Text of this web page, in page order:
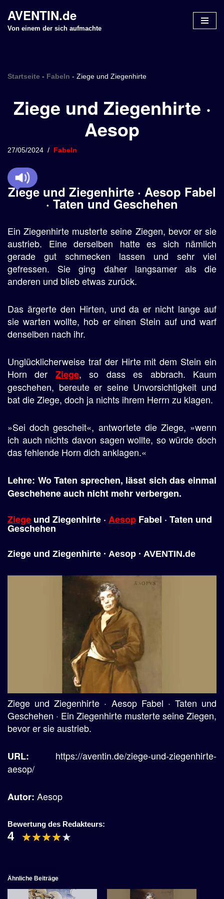
Z
n
p
i
n
g
AVENTIN.de
Von einem der sich aufmachte
Startseite - Fabeln - Ziege und Ziegenhirte
Ziege und Ziegenhirte ·
Aesop
27/05/2024 Fabeln
Ziege und Ziegenhirte · Aesop Fabel
· Taten und Geschehen
Ein Ziegenhirte musterte seine Ziegen, bevor er sie
austrieb. Eine derselben hatte es sich nämlich
gerade gut schmecken lassen und sehr viel
gefressen. Sie ging daher langsamer als die
anderen und blieb etwas zurück.
Das ärgerte den Hirten, und da er nicht lange auf
sie warten wollte, hob er einen Stein auf und warf
denselben nach ihr.
Unglücklicherweise traf der Hirte mit dem Stein ein
Horn der Ziege, so dass es abbrach. Kaum
geschehen, bereute er seine Unvorsichtigkeit und
bat die Ziege, doch ja nichts ihrem Herrn zu klagen.
»Sei doch gescheit«, antwortete die Ziege, »wenn
ich auch nichts davon sagen wollte, so würde doch
das fehlende Horn dich anklagen.«
Lehre: Wo Taten sprechen, lässt sich das einmal
Geschehene auch nicht mehr verbergen.
Ziege und Ziegenhirte · Aesop Fabel · Taten und
Geschehen
Ziege und Ziegenhirte · Aesop · AVENTIN.de
Ziege und Ziegenhirte · Aesop Fabel · Taten und
Geschehen · Ein Ziegenhirte musterte seine Ziegen,
bevor er sie austrieb.
URL: https://aventin.de/ziege-und-ziegenhirte-
aesop/
Autor: Aesop
Bewertung des Redakteurs:
4
Ähnliche Beiträge